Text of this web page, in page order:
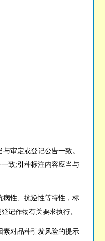
审定或登记公告一致。
致;引种标注内容应当与
性、抗逆性等特性，标
记作物有关要求执行。
对品种引发风险的提示